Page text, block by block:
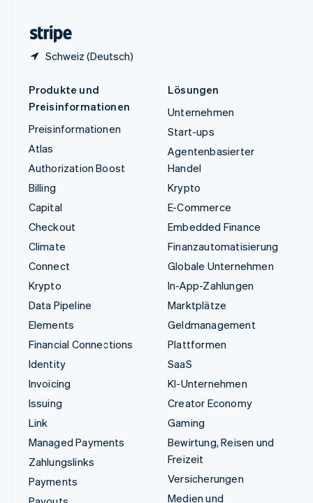
Schweiz (Deutsch)
Produkte und
Preisinformationen
Preisinformationen
Atlas
Authorization Boost
Billing
Capital
Checkout
Climate
Connect
Krypto
Data Pipeline
Elements
Financial Connections
Identity
Invoicing
Issuing
Link
Managed Payments
Zahlungslinks
Payments
Lösungen
Unternehmen
Start-ups
Agentenbasierter
Handel
Krypto
E-Commerce
Embedded Finance
Finanzautomatisierung
Globale Unternehmen
In-App-Zahlungen
Marktplätze
Geldmanagement
Plattformen
SaaS
KI-Unternehmen
Creator Economy
Gaming
Bewirtung, Reisen und
Freizeit
Versicherungen
Medien und